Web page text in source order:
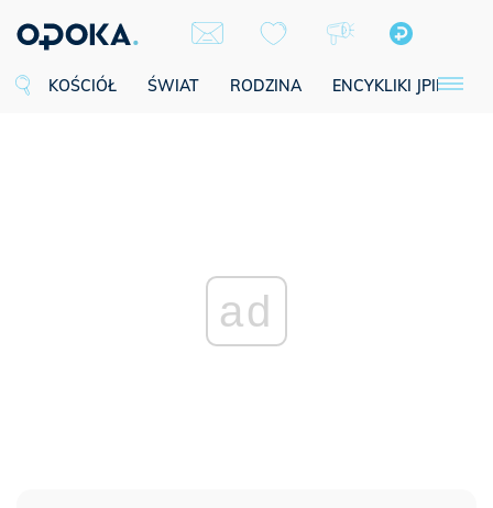
KOŚCIÓŁ ŚWIAT RODZINA ENCYKLIKI JPII
ad